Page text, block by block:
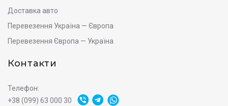
Доставка авто
Перевезення Україна — Європа
Перевезення Європа — Україна
Контакти
Телефон:
+38 (099) 63 000 30